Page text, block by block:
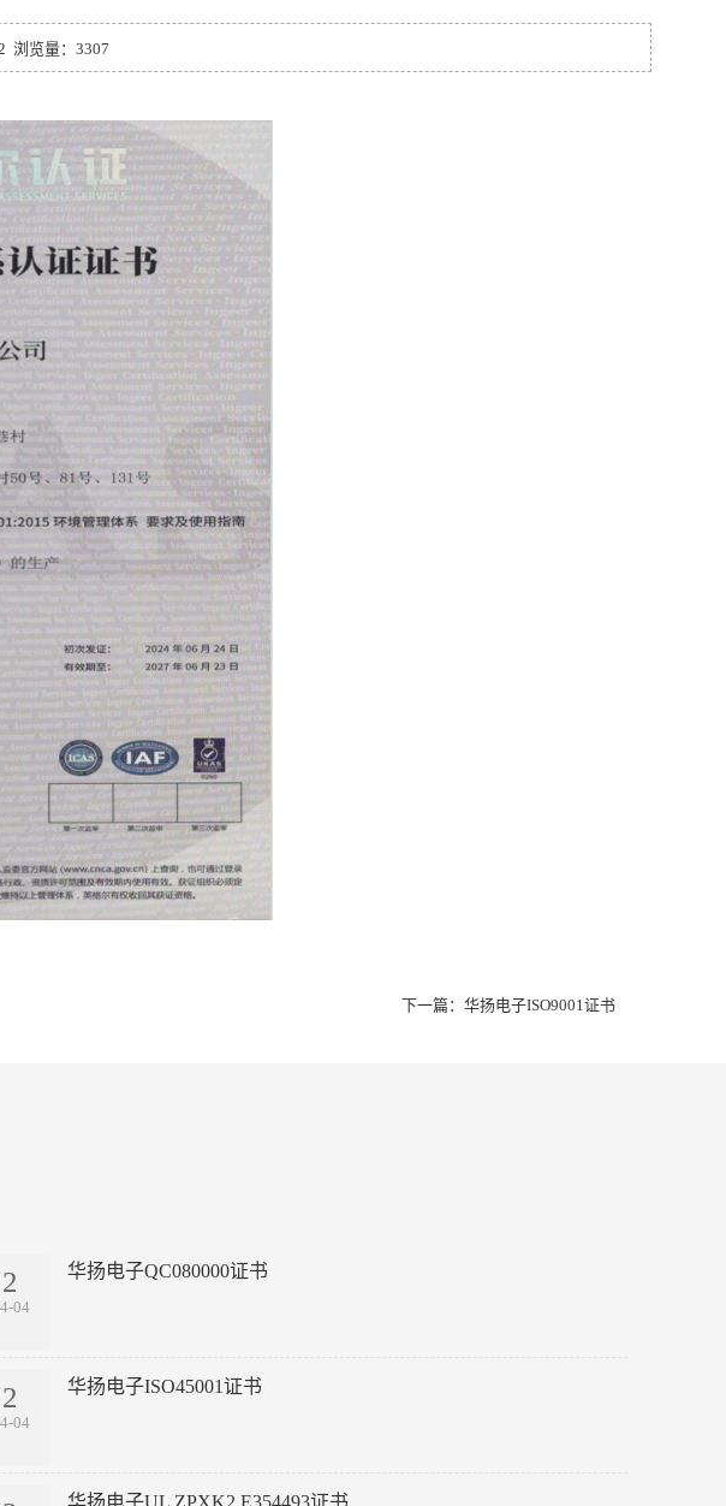
浏览量：3307
下一篇： 华扬电子ISO9001证书
04
华扬电子QC080000证书
04
华扬电子ISO45001证书
华扬电子UL ZPXK2.E354493证书